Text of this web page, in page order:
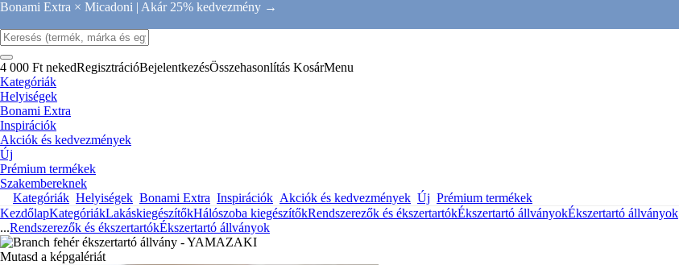
Bonami Extra × Micadoni | Akár 25% kedvezmény →
4 000 Ft nekedRegisztrációBejelentkezésÖsszehasonlítás KosárMenu
Kategóriák
Helyiségek
Bonami Extra
Inspirációk
Akciók és kedvezmények
Új
Prémium termékek
Szakembereknek
Kategóriák Helyiségek Bonami Extra Inspirációk Akciók és kedvezmények Új Prémium termékek
KezdőlapKategóriákLakáskiegészítőkHálószoba kiegészítőkRendszerezők és ékszertartókÉkszertartó állványokÉkszertartó állványok
...Rendszerezők és ékszertartókÉkszertartó állványok
Mutasd a képgalériát